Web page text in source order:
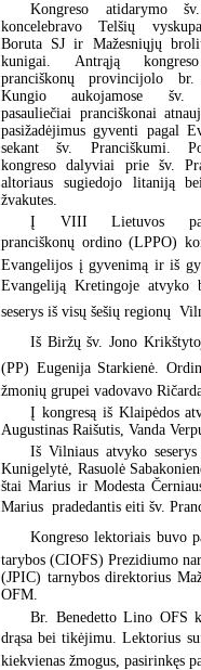
Kongreso atidarymo
koncelebravo Telšių
Boruta SJ ir Mažesniųjų
kunigai. Antrąją
pranciškonų provincijolo br.
Kungio aukojamose šv.
pasauliečiai pranciškonai
pasižadėjimus gyventi pagal
sekant šv. Pranciškumi.
kongreso dalyviai prie šv.
altoriaus sugiedojo litaniją
žvakutes.
Į VIII Lietuvos
pranciškonų ordino (LPPO)
Evangelijos į gyvenimą ir iš
Evangeliją Kretingoje
seserys iš visų šešių regionų 
Iš Biržų šv. Jono
(PP) Eugenija Starkienė.
žmonių grupei vadovavo
Į kongresą iš Klaipėdos
Augustinas Raišutis, Vanda
Iš Vilniaus atvyko
Kunigelytė, Rasuolė
štai Marius ir Modesta
Marius  pradedantis eiti šv.
Kongreso lektoriais buvo
tarybos (CIOFS) Prezidiumo
(JPIC) tarnybos direktorius
OFM.
Br. Benedetto Lino OFS
drąsa bei tikėjimu. Lektorius
kiekvienas žmogus, pasirinkęs